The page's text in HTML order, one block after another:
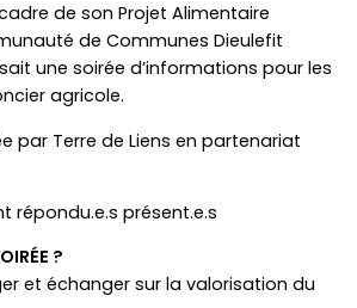
de son Projet Alimentaire
de Communes Dieulefit
une soirée d’informations pour les
agricole.
par Terre de Liens en partenariat
répondu.e.s présent.e.s
?
et échanger sur la valorisation du